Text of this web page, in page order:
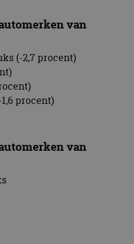
van
(-2,7 procent)
procent)
van